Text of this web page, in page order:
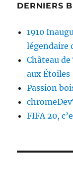
DERNIERS
1910
légendaire
Château
aux Étoiles
Passion
FIFA 20,